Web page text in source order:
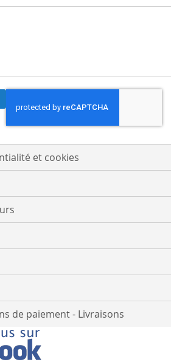
et cookies
de paiement - Livraisons